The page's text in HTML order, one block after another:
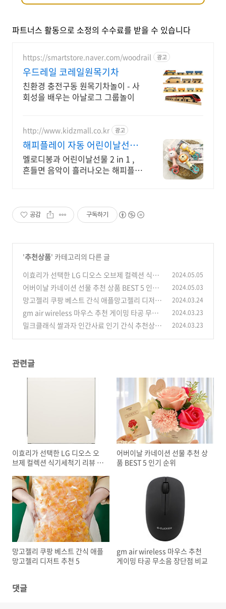
파트너스 활동으로 소정의 수수료를 받을 수 있습니다
https://smartstore.naver.com/woodrail 광고
우드레일 코레일원목기차
친환경 충전구동 원목기차놀이 - 사
회성을 배우는 아날로그 그룹놀이
http://www.kidzmall.co.kr 광고
해피플레이 자동 어린이날선물
신규 출시 기념 50% 할인
멜로디봉과 어린이날선물 2 in 1 ,
흔들면 음악이 흘러나오는 해피플레
공감 구독하기
'추천상품' 카테고리의 다른 글
이효리가 선택한 LG 디오스 오브제 컬렉션 식기
세척기 리뷰 비교 (1)
2024.05.05
어버이날 카네이션 선물 추천 상품 BEST 5 인기
순위
(0)
2024.05.03
망고젤리 쿠팡 베스트 간식 애플망고젤리 디저트
추천 5
(0)
2024.03.24
gm air wireless 마우스 추천 게이밍 타공 무소
음 장단점 비교 (0)
2024.03.23
밀크클래식 쌀과자 인간사료 인기 간식 추천상품 2024.03.23
관련글
이효리가 선택한 LG 디오스 오
브제 컬렉션 식기세척기 리뷰 비
어버이날 카네이션 선물 추천 상
품 BEST 5 인기 순위
망고젤리 쿠팡 베스트 간식 애플
망고젤리 디저트 추천 5
gm air wireless 마우스 추천
게이밍 타공 무소음 장단점 비교
댓글